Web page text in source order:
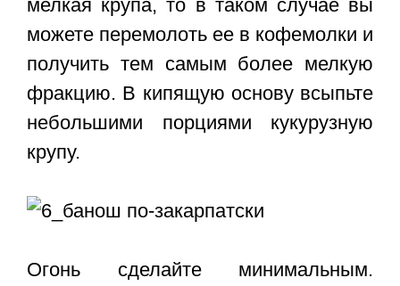
мелкая крупа, то в таком случае вы
можете перемолоть ее в кофемолки и
получить тем самым более мелкую
фракцию. В кипящую основу всыпьте
небольшими порциями кукурузную
крупу.
Огонь сделайте минимальным.